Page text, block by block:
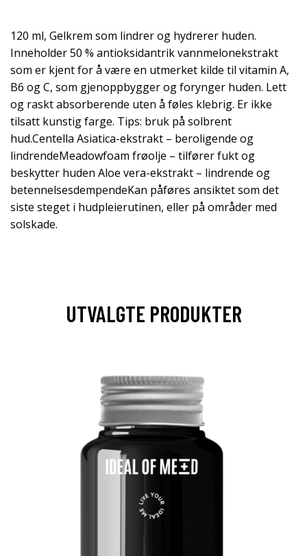
120 ml, Gelkrem som lindrer og hydrerer huden.
Inneholder 50 % antioksidantrik vannmelonekstrakt
som er kjent for å være en utmerket kilde til vitamin A,
B6 og C, som gjenoppbygger og forynger huden. Lett
og raskt absorberende uten å føles klebrig. Er ikke
tilsatt kunstig farge. Tips: bruk på solbrent
hud.Centella Asiatica-ekstrakt – beroligende og
lindrendeMeadowfoam frøolje – tilfører fukt og
beskytter huden Aloe vera-ekstrakt – lindrende og
betennelsesdempendeKan påføres ansiktet som det
siste steget i hudpleierutinen, eller på områder med
solskade.
UTVALGTE PRODUKTER